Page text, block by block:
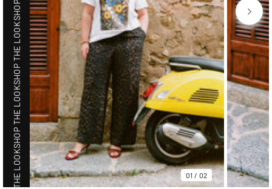
01 / 02
SHOP THE LOOK
SHOP THE LOOK